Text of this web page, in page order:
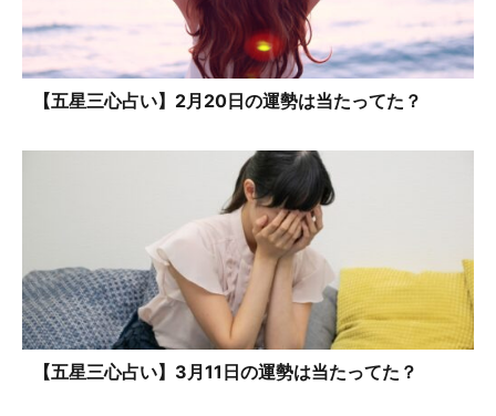
【五星三心占い】2月20日の運勢は当たってた？
【五星三心占い】3月11日の運勢は当たってた？